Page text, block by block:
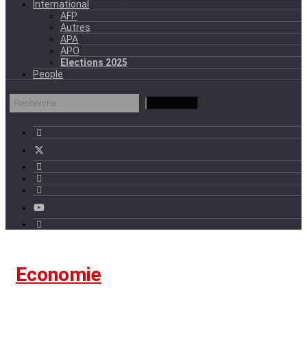
International
AFP
Autres
APA
APO
Elections 2025
People
Economie